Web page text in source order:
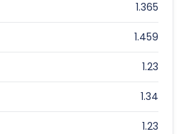
1.365
1.459
1.23
1.34
1.23